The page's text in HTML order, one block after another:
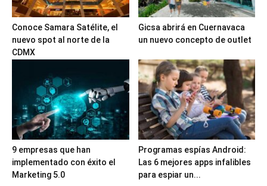
Conoce Samara Satélite, el
nuevo spot al norte de la
CDMX
Gicsa abrirá en Cuernavaca
un nuevo concepto de outlet
9 empresas que han
implementado con éxito el
Marketing 5.0
Programas espías Android:
Las 6 mejores apps infalibles
para espiar un...